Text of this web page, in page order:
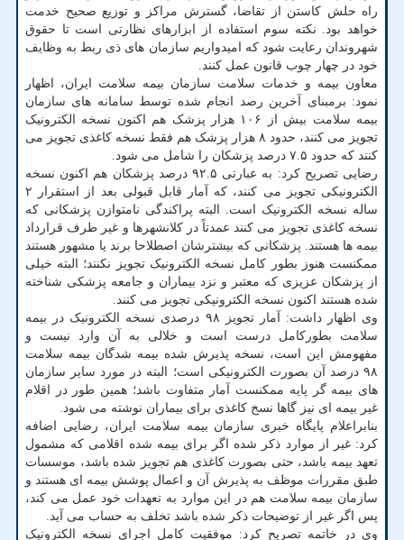
راه حلش کاستن از تقاضا، گسترش مراکز و توزیع صحیح خدمت
خواهد بود. نکته سوم استفاده از ابزارهای نظارتی است تا حقوق
شهروندان رعایت شود که امیدواریم سازمان های ذی ربط به وظایف
خود در چهار چوب قانون عمل کنند.
معاون بیمه و خدمات سلامت سازمان بیمه سلامت ایران، اظهار
نمود: برمبنای آخرین رصد انجام شده توسط سامانه های سازمان
بیمه سلامت بیش از ۱۰۶ هزار پزشک هم اکنون نسخه الکترونیک
تجویز می کنند، حدود ۸ هزار پزشک هم فقط نسخه کاغذی تجویز می
کنند که حدود ۷.۵ درصد پزشکان را شامل می شود.
رضایی تصریح کرد: به عبارتی ۹۲.۵ درصد پزشکان هم اکنون نسخه
الکترونیکی تجویز می کنند، که آمار قابل قبولی بعد از استقرار ۲
ساله نسخه الکترونیک است. البته پراکندگی نامتوازن پزشکانی که
نسخه کاغذی تجویز می کنند عمدتاً در کلانشهرها و غیر طرف قرارداد
بیمه ها هستند. پزشکانی که بیشترشان اصطلاحا برند یا مشهور هستند
ممکنست هنوز بطور کامل نسخه الکترونیک تجویز نکنند؛ البته خیلی
از پزشکان عزیزی که معتبر و نزد بیماران و جامعه پزشکی شناخته
شده هستند اکنون نسخه الکترونیکی تجویز می کنند.
وی اظهار داشت: آمار تجویز ۹۸ درصدی نسخه الکترونیک در بیمه
سلامت بطورکامل درست است و خلالی به آن وارد نیست و
مفهومش این است، نسخه پذیرش شده بیمه شدگان بیمه سلامت
۹۸ درصد آن بصورت الکترونیکی است؛ البته در مورد سایر سازمان
های بیمه گر پایه ممکنست آمار متفاوت باشد؛ همین طور در اقلام
غیر بیمه ای نیز گاها نسخ کاغذی برای بیماران نوشته می شود.
بنابراعلام پایگاه خبری سازمان بیمه سلامت ایران، رضایی اضافه
کرد: غیر از موارد ذکر شده اگر برای بیمه شده اقلامی که مشمول
تعهد بیمه باشد، حتی بصورت کاغذی هم تجویز شده باشد، موسسات
طبق مقررات موظف به پذیرش آن و اعمال پوشش بیمه ای هستند و
سازمان بیمه سلامت هم در این موارد به تعهدات خود عمل می کند،
پس اگر غیر از توضیحات ذکر شده باشد تخلف به حساب می آید.
وی در خاتمه تصریح کرد: موفقیت کامل اجرای نسخه الکترونیک